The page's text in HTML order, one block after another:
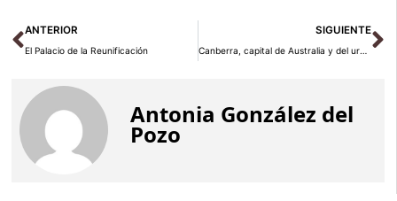
Ant
ANTERIOR
El Palacio de la Reunificación
SIGUIENTE
Canberra, capital de Australia y del urbanismo
Antonia González del
Pozo